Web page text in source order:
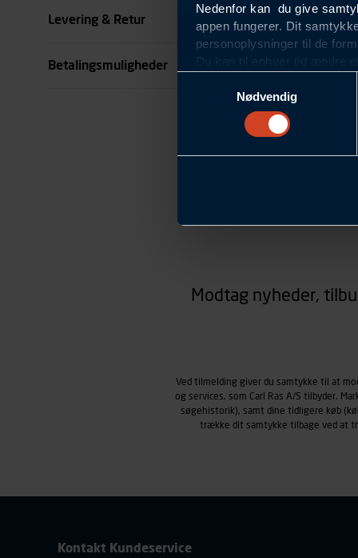
Nedenfor kan du give
appen fungerer. Dit
personoplysninger til de
Du kan til enhver tid ændre
Statistikcookies
Carl Ras anvender
hjemmeside og apps,
færden på siderne,
informationer om
hjemmesiden ser ud eller
Carl Ras anvender
henblik på markedsføring,
personoplysninger om
Vi henviser endvidere til
personoplysninger.
Nødvendig
Levering & Retur
Betalingsmuligheder
Modtag nyheder,
Ved tilmelding giver du samtykke til at
og services, som Carl Ras A/S tilbyder.
søgehistorik), samt dine tidligere køb
trække dit samtykke tilbage ved at
Kontakt Kundeservice